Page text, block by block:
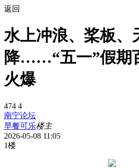
返回
水上冲浪、桨板、
降……“五一”假期
火爆
474 4
南宁论坛
早餐可乐楼主
2026-05-08 11:05
1楼